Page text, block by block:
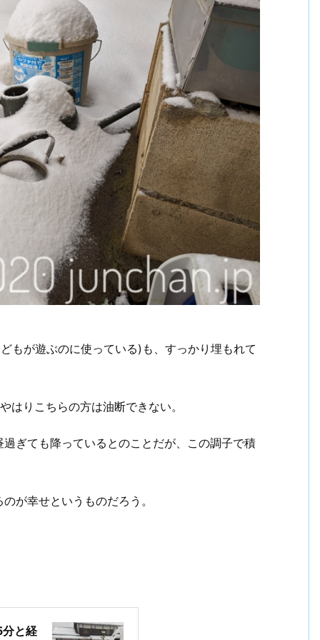
もが遊ぶのに使っている)も、すっかり埋もれて
はりこちらの方は油断できない。
ぎても降っているとのことだが、この調子で積
が幸せというものだろう。
と経